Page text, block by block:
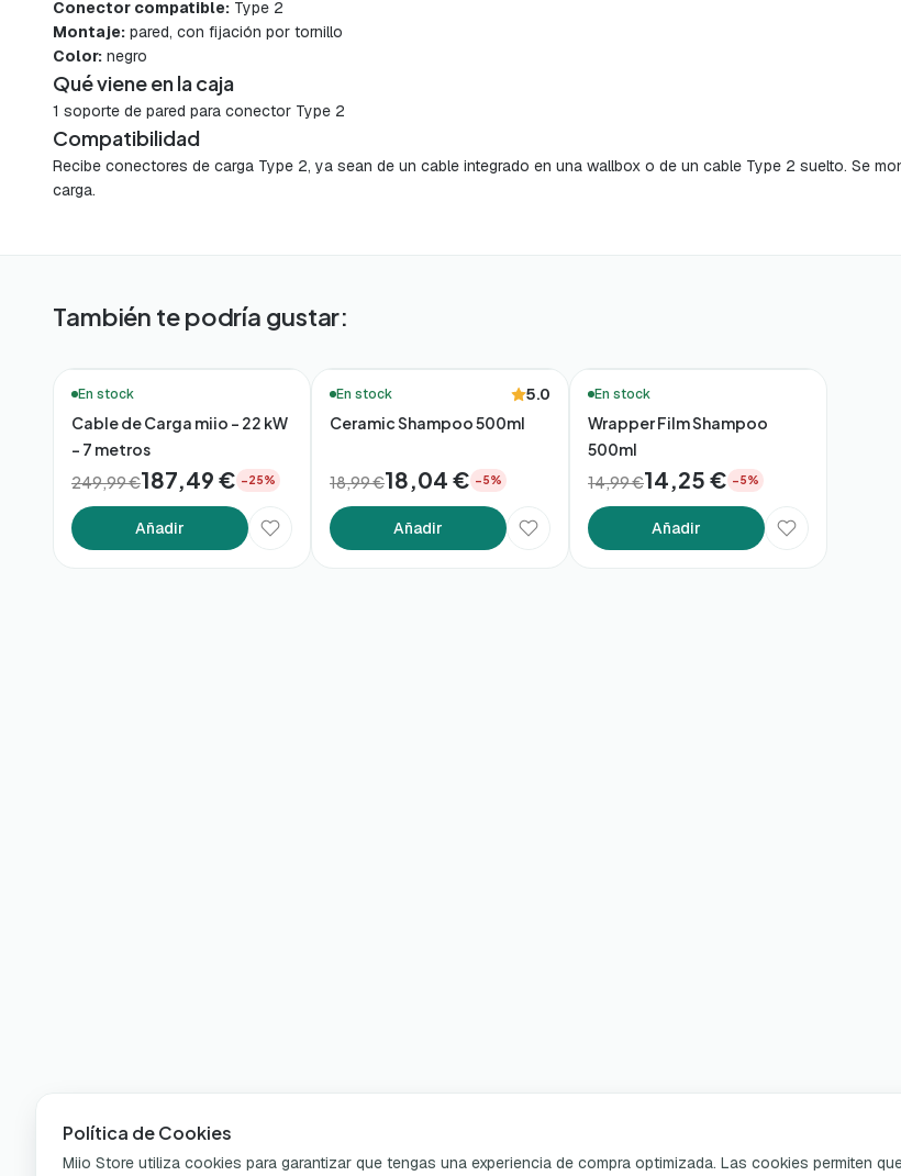
Conector compatible: Type 2
Montaje: pared, con fijación por tornillo
Color: negro
Qué viene en la caja
1 soporte de pared para conector Type 2
Compatibilidad
Recibe conectores de carga Type 2, ya sean de un cable integrado en una wallbox o de un cable Type 2 suelto. Se
carga.
También te podría gustar:
En stock
Cable de Carga miio – 22 kW
– 7 metros
249,99 €187,49 € −25%
Añadir
En stock
5.0
Ceramic Shampoo 500ml
18,99 €18,04 € −5%
Añadir
En stock
Wrapper Film Shampoo
500ml
14,99 €14,25 € −5%
Añadir
Política de Cookies
Miio Store utiliza cookies para garantizar que tengas una experiencia de compra optimizada. Las cookies permiten